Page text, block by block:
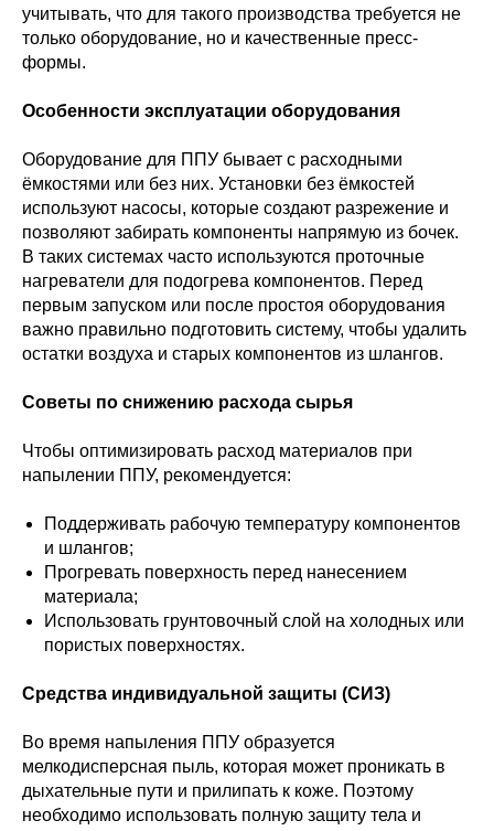
учитывать, что для такого производства требуется не
только оборудование, но и качественные пресс-
формы.
Особенности эксплуатации оборудования
Оборудование для ППУ бывает с расходными
ёмкостями или без них. Установки без ёмкостей
используют насосы, которые создают разрежение и
позволяют забирать компоненты напрямую из бочек.
В таких системах часто используются проточные
нагреватели для подогрева компонентов. Перед
первым запуском или после простоя оборудования
важно правильно подготовить систему, чтобы удалить
остатки воздуха и старых компонентов из шлангов.
Советы по снижению расхода сырья
Чтобы оптимизировать расход материалов при
напылении ППУ, рекомендуется:
Поддерживать рабочую температуру компонентов
и шлангов;
Прогревать поверхность перед нанесением
материала;
Использовать грунтовочный слой на холодных или
пористых поверхностях.
Средства индивидуальной защиты (СИЗ)
Во время напыления ППУ образуется
мелкодисперсная пыль, которая может проникать в
дыхательные пути и прилипать к коже. Поэтому
необходимо использовать полную защиту тела и